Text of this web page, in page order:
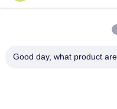
Fuhai Caddesi, Baoan
Good day, what product